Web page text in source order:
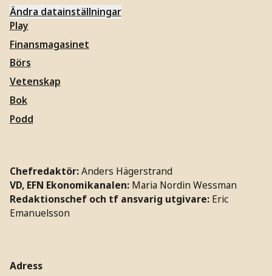
Ändra datainställningar
Play
Finansmagasinet
Börs
Vetenskap
Bok
Podd
Chefredaktör:Anders Hägerstrand
VD, EFN Ekonomikanalen: Maria Nordin Wessman
Redaktionschef och tf ansvarig utgivare: Eric
Emanuelsson
Adress